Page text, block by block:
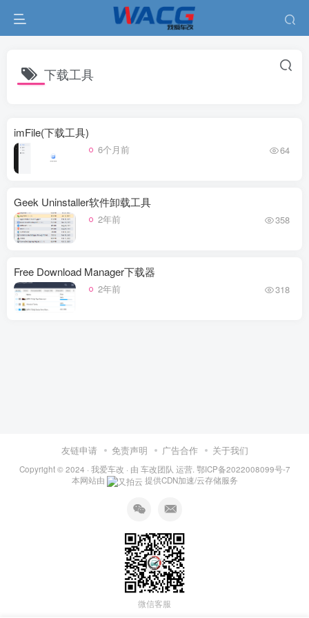
下载工具
imFile(下载工具)
6个月前 64
Geek Uninstaller软件卸载工具
2年前 358
Free Download Manager下载器
2年前 318
友链申请 免责声明 广告合作 关于我们
Copyright © 2024 · 我爱车改 · 由 车改团队 运营. 鄂ICP备2022008099号-7
本网站由
提供CDN加速/云存储服务
微信客服